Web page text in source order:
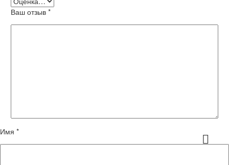
Ваш отзыв *
Имя *